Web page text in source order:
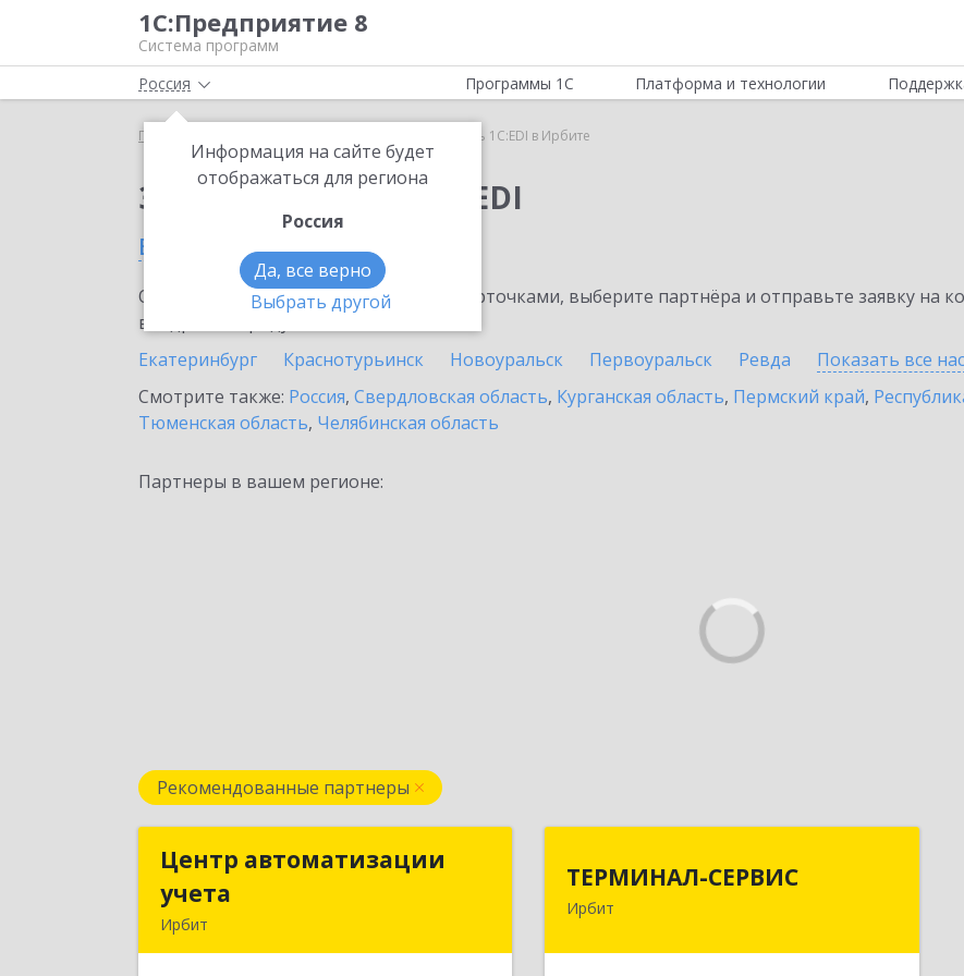
1С:Предприятие 8
Система программ
Россия
Информация на сайте будет
отображаться для региона
Россия
Да, все верно
Выбрать другой
Программы 1С Платформа и технологии
Главная Модуль 1C:EDI в Ирбите
Заказать Модуль 1C:EDI
в Ирбите
Ознакомьтесь с информационными карточками, выберите партнёра и отправьте заявку на
внедрение продукта.
Екатеринбург
Краснотурьинск Новоуральск Первоуральск Ревда Показать все
Смотрите также: Россия, Свердловская область, Курганская область, Пермский край,
Тюменская область, Челябинская область
Партнеры в вашем регионе:
Рекомендованные партнеры
Центр автоматизации
учета
Ирбит
Центр автоматизации
ТЕРМИНАЛ-СЕРВИС
Ирбит623850, Свердловская обл, Ирбит г,